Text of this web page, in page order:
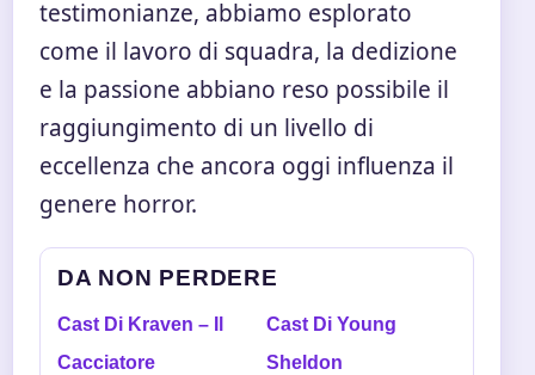
testimonianze, abbiamo esplorato
come il lavoro di squadra, la dedizione
e la passione abbiano reso possibile il
raggiungimento di un livello di
eccellenza che ancora oggi influenza il
genere horror.
DA NON PERDERE
Cast Di Kraven – Il
Cacciatore
Cast Di Young
Sheldon